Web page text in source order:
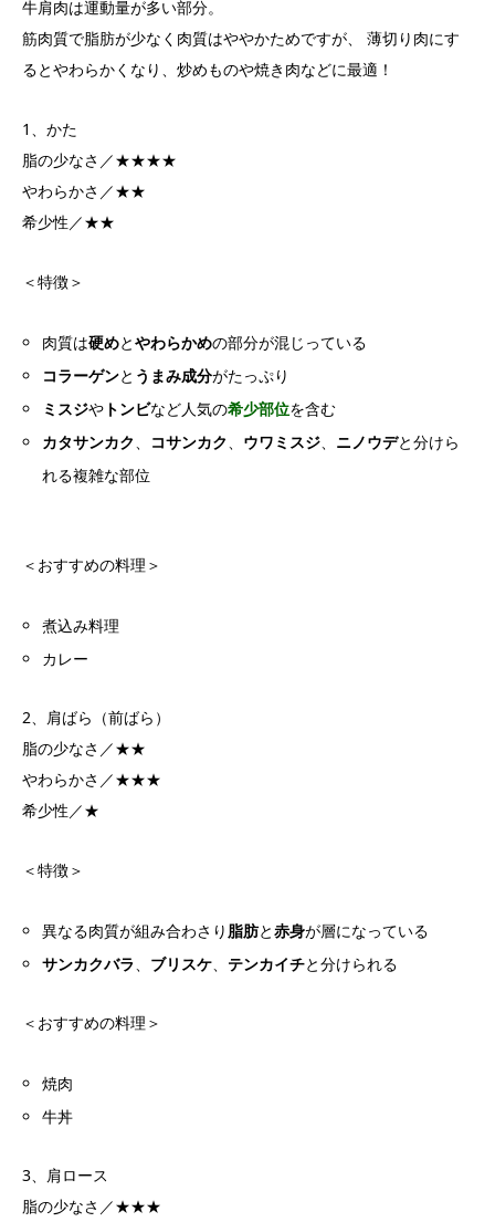
牛肩肉は運動量が多い部分。
筋肉質で脂肪が少なく肉質はややかためですが、 薄切り肉にす
るとやわらかくなり、炒めものや焼き肉などに最適！
1、かた
脂の少なさ／★★★★
やわらかさ／★★
希少性／★★
＜特徴＞
肉質は硬めとやわらかめの部分が混じっている
コラーゲンと うまみ成分がたっぷり
ミスジや トンビなど人気の希少部位を含む
カタサンカク、 コサンカク、 ウワミスジ、 ニノウデと分けら
れる複雑な部位
＜おすすめの料理＞
煮込み料理
カレー
2、肩ばら（前ばら）
脂の少なさ／★★
やわらかさ／★★★
希少性／★
＜特徴＞
異なる肉質が組み合わさり 脂肪と赤身が層になっている
サンカクバラ、 ブリスケ、 テンカイチと分けられる
＜おすすめの料理＞
焼肉
牛丼
3、肩ロース
脂の少なさ／★★★